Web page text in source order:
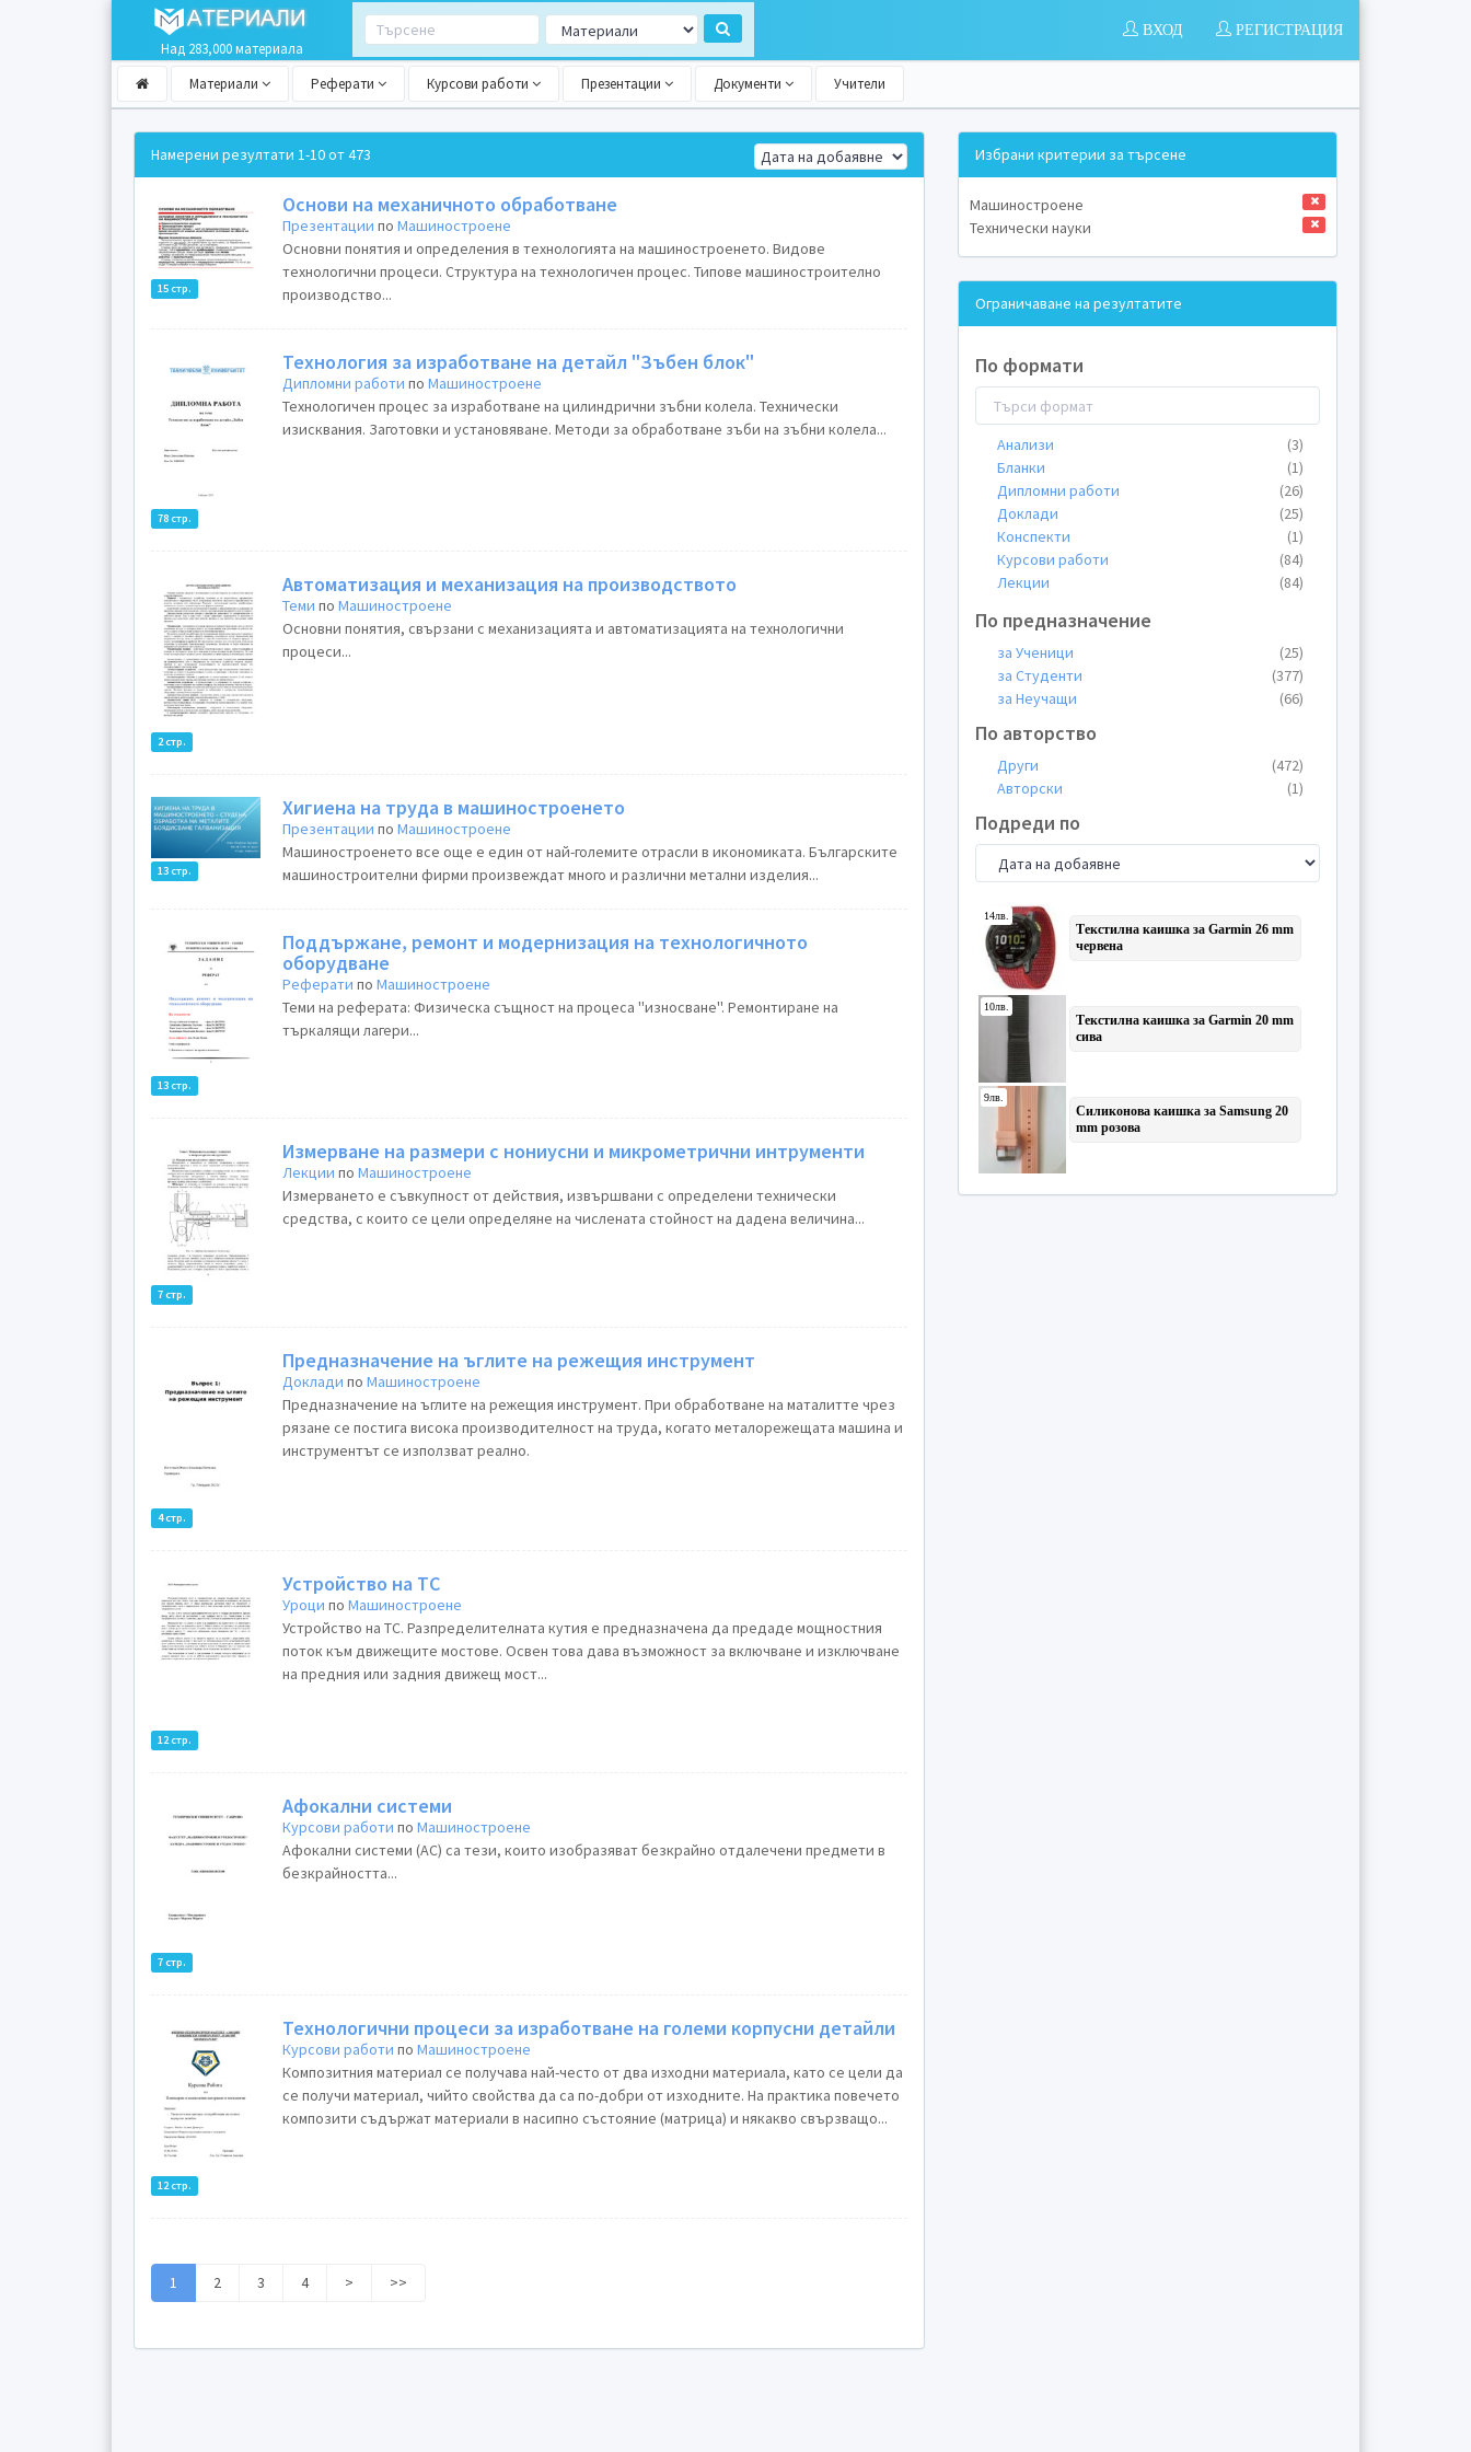
Над 283,000 материала
РЕГИСТРАЦИЯ
ВХОД
Материали Реферати Курсови работи Презентации Документи Учители
Намерени резултати 1-10 от 473
15 стр.
Основи на механичното обработване
Презентации поМашиностроене
Основни понятия и определения в технологията на машиностроенето. Видове
технологични процеси. Структура на технологичен процес. Типове машиностроително
производство...
78 стр.
Технология за изработване на детайл "Зъбен блок"
Дипломни работи поМашиностроене
Технологичен процес за изработване на цилиндрични зъбни колела. Технически
изисквания. Заготовки и установяване. Методи за обработване зъби на зъбни колела...
2 стр.
Автоматизация и механизация на производството
Теми поМашиностроене
Основни понятия, свързани с механизацията и автоматизацията на технологични
процеси...
13 стр.
Хигиена на труда в машиностроенето
Презентации поМашиностроене
Машиностроенето все още е един от най-големите отрасли в икономиката. Българските
машиностроителни фирми произвеждат много и различни метални изделия...
13 стр.
Поддържане, ремонт и модернизация на технологичното
оборудване
Реферати поМашиностроене
Теми на реферата: Физическа същност на процеса ''износване''. Ремонтиране на
търкалящи лагери...
7 стр.
Измерване на размери с нониусни и микрометрични интрументи
Лекции поМашиностроене
Измерването е съвкупност от действия, извършвани с определени технически
средства, с които се цели определяне на числената стойност на дадена величина...
4 стр.
Предназначение на ъглите на режещия инструмент
Доклади поМашиностроене
Предназначение на ъглите на режещия инструмент. При обработване на маталитте чрез
рязане се постига висока производителност на труда, когато металорежещата машина и
инструментът се използват реално.
12 стр.
Устройство на ТС
Уроци поМашиностроене
Устройство на ТС. Разпределителната кутия е предназначена да предаде мощностния
поток към движещите мостове. Освен това дава възможност за включване и изключване
на предния или задния движещ мост...
7 стр.
Афокални системи
Курсови работи поМашиностроене
Афокални системи (АС) са тези, които изобразяват безкрайно отдалечени предмети в
безкрайността...
12 стр.
Технологични процеси за изработване на големи корпусни детайли
Курсови работи поМашиностроене
Композитния материал се получава най-често от два изходни материала, като се цели да
се получи материал, чийто свойства да са по-добри от изходните. На практика повечето
композити съдържат материали в насипно състояние (матрица) и някакво свързващо...
1 2 3 4 > >>
Избрани критерии за търсене
Машиностроене
Технически науки
Ограничаване на резултатите
По формати
Анализи
(3)
Бланки
(1)
Дипломни работи
(26)
Доклади
(25)
Конспекти
(1)
Курсови работи
(84)
Лекции
(84)
Пищови
Планове
(2)
Презентации
(32)
Проекти
(22)
Реферати
Теми
(44)
Тестове
(3)
Уроци
Учебници
По предназначение
за Ученици
(25)
за Студенти
(377)
за Неучащи
(66)
По авторство
Други
(472)
Авторски
(1)
Подреди по